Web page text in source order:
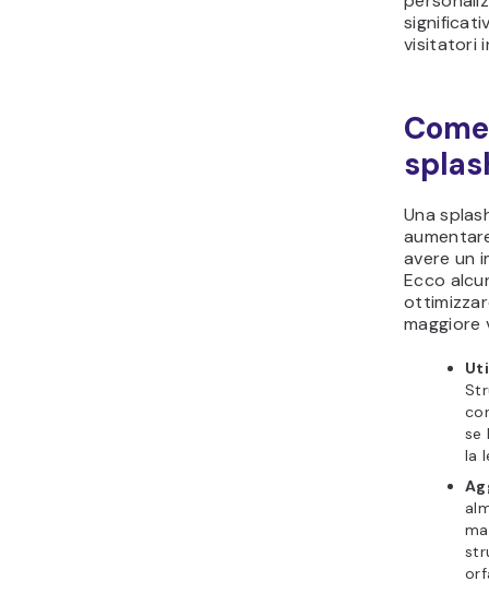
visitatori
Una
avere un
Ecco
maggiore
se
la